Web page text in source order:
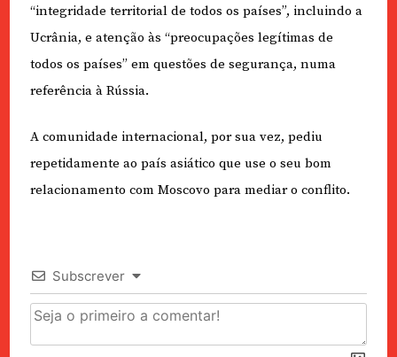
“integridade territorial de todos os países”, incluindo a
Ucrânia, e atenção às “preocupações legítimas de
todos os países” em questões de segurança, numa
referência à Rússia.
A comunidade internacional, por sua vez, pediu
repetidamente ao país asiático que use o seu bom
relacionamento com Moscovo para mediar o conflito.
Subscrever